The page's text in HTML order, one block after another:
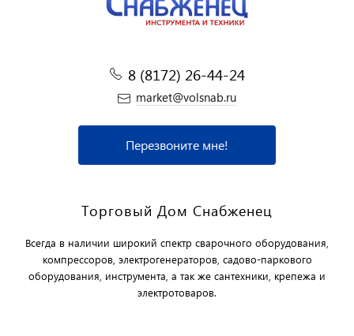
8 (8172) 26-44-24
market@volsnab.ru
Перезвоните мне!
Торговый Дом Снабженец
Всегда в наличии широкий спектр сварочного оборудования,
компрессоров, электрогенераторов, садово-паркового
оборудования, инструмента, а так же сантехники, крепежа и
электротоваров.